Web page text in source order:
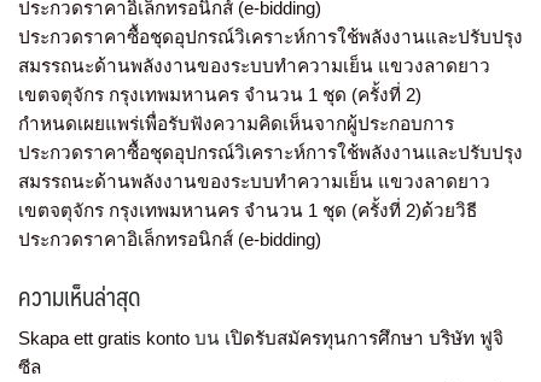
ประกวดราคาอิเล็กทรอนิกส์ (e-bidding)
ประกวดราคาซื้อชุดอุปกรณ์วิเคราะห์การใช้พลังงานและปรับปรุง
สมรรถนะด้านพลังงานของระบบทำความเย็น แขวงลาดยาว
เขตจตุจักร กรุงเทพมหานคร จำนวน 1 ชุด (ครั้งที่ 2)
กำหนดเผยแพร่เพื่อรับฟังความคิดเห็นจากผู้ประกอบการ
ประกวดราคาซื้อชุดอุปกรณ์วิเคราะห์การใช้พลังงานและปรับปรุง
สมรรถนะด้านพลังงานของระบบทำความเย็น แขวงลาดยาว
เขตจตุจักร กรุงเทพมหานคร จำนวน 1 ชุด (ครั้งที่ 2)ด้วยวิธี
ประกวดราคาอิเล็กทรอนิกส์ (e-bidding)
ความเห็นล่าสุด
Skapa ett gratis konto บน เปิดรับสมัครทุนการศึกษา บริษัท ฟูจิ
ซีล